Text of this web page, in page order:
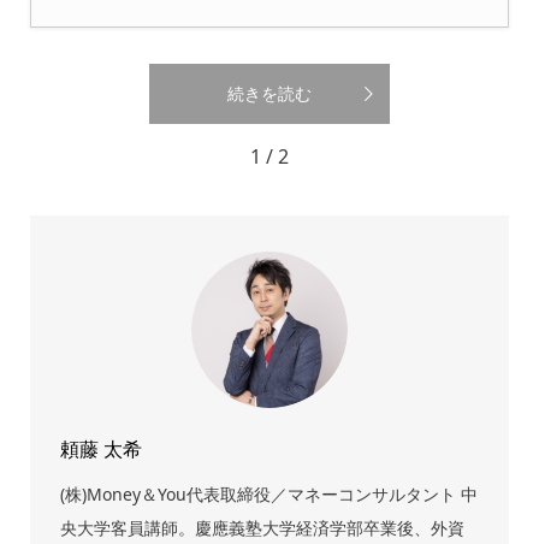
続きを読む
1 / 2
頼藤 太希
(株)Money＆You代表取締役／マネーコンサルタント 中
央大学客員講師。慶應義塾大学経済学部卒業後、外資